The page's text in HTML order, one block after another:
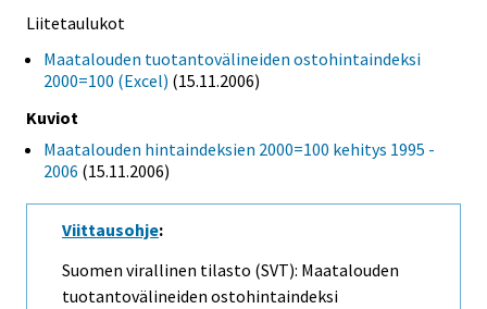
Liitetaulukot
Maatalouden tuotantovälineiden ostohintaindeksi
2000=100 (Excel) (15.11.2006)
Kuviot
Maatalouden hintaindeksien 2000=100 kehitys 1995 -
2006 (15.11.2006)
Viittausohje:
Suomen virallinen tilasto (SVT): Maatalouden
tuotantovälineiden ostohintaindeksi